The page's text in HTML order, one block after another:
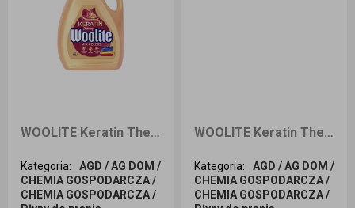
WOOLITE Keratin Therapy Płyn do prania z keratyną mix kolorów 15 prań 900ml
Kategoria:
AGD / AG DOM /
CHEMIA GOSPODARCZA /
CHEMIA GOSPODARCZA /
WOOLITE Keratin Therapy Płyn do prania z kreatyną PRO-CARE 75 prań 4,5L
Kategoria:
AGD / AG DOM /
CHEMIA GOSPODARCZA /
CHEMIA GOSPODARCZA /